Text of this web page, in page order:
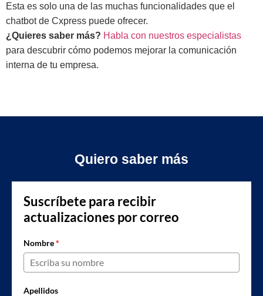
Esta es solo una de las muchas funcionalidades que el
chatbot de Cxpress puede ofrecer.
¿Quieres saber más? Habla con nuestros especialistas
para descubrir cómo podemos mejorar la comunicación
interna de tu empresa.
Quiero saber más
Suscríbete para recibir
actualizaciones por correo
Nombre*
Apellidos